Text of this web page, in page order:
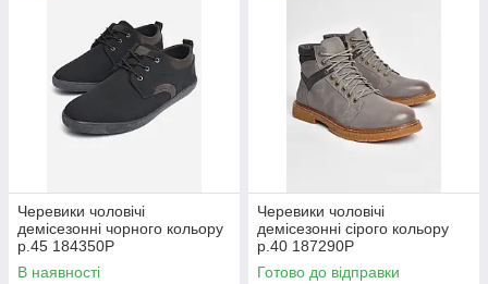
Черевики чоловічі
демісезонні чорного кольору
р.45 184350P
В наявності
Черевики чоловічі
демісезонні сірого кольору
р.40 187290P
Готово до відправки